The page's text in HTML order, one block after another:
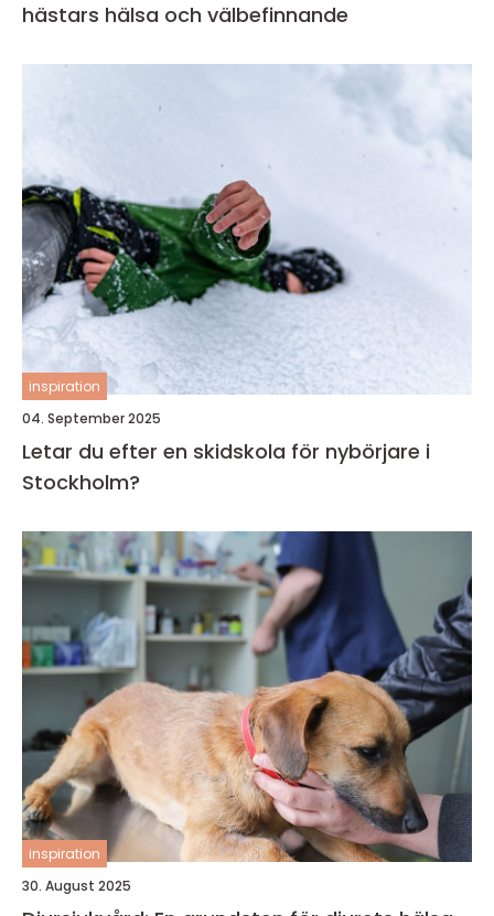
hästars hälsa och välbefinnande
inspiration
04. September 2025
Letar du efter en skidskola för nybörjare i
Stockholm?
inspiration
30. August 2025